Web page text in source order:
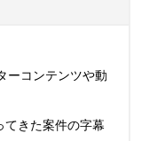
ーコンテンツや動
てきた案件の字幕